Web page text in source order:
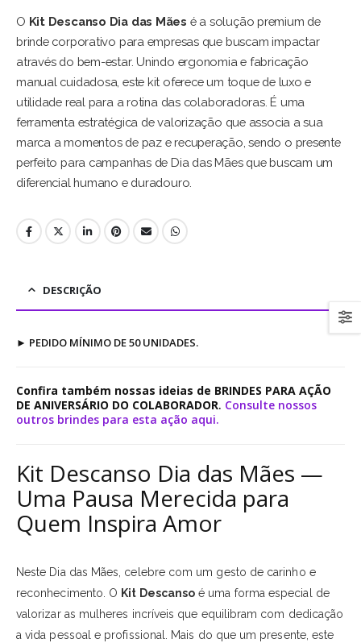
O Kit Descanso Dia das Mães é a solução premium de
brinde corporativo para empresas que buscam impactar
através do bem-estar. Unindo ergonomia e fabricação
manual cuidadosa, este kit oferece um toque de luxo e
utilidade real para a rotina das colaboradoras. É uma
ferramenta estratégica de valorização que associa a sua
marca a momentos de paz e recuperação, sendo o presente
perfeito para campanhas de Dia das Mães que buscam um
diferencial humano e duradouro.
DESCRIÇÃO
► PEDIDO MÍNIMO DE 50 UNIDADES.
Confira também nossas ideias de BRINDES PARA AÇÃO
DE ANIVERSÁRIO DO COLABORADOR. Consulte nossos
outros brindes para esta ação aqui.
Kit Descanso Dia das Mães —
Uma Pausa Merecida para
Quem Inspira Amor
Neste Dia das Mães, celebre com um gesto de carinho e
reconhecimento. O Kit Descanso é uma forma especial de
valorizar as mulheres incríveis que equilibram com dedicação
a vida pessoal e profissional. Mais do que um presente, este